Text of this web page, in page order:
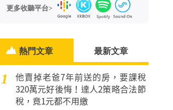
更多收聽平台>
熱門文章 最新文章
1
他賣掉老爸7年前送的房，要課稅
320萬元好後悔！達人2策略合法節
稅，竟1元都不用繳